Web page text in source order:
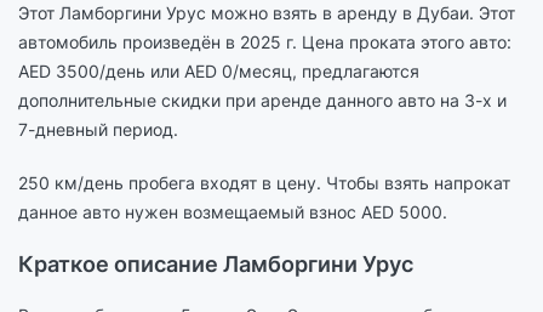
Этот Ламборгини Урус можно взять в аренду в Дубаи. Этот
автомобиль произведён в 2025 г. Цена проката этого авто:
AED 3500/день или AED 0/месяц, предлагаются
дополнительные скидки при аренде данного авто на 3-х и
7-дневный период.
250 км/день пробега входят в цену. Чтобы взять напрокат
данное авто нужен возмещаемый взнос AED 5000.
Краткое описание Ламборгини Урус